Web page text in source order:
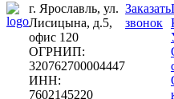
г. Ярославль, ул.
Лисицына, д.5,
офис 120
ОГРНИП:
320762700004447
ИНН:
7602145220
Заказать
звонок